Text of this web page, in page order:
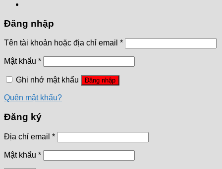
Đăng nhập
Tên tài khoản hoặc địa chỉ email *
Mật khẩu *
Ghi nhớ mật khẩu Đăng nhập
Quên mật khẩu?
Đăng ký
Địa chỉ email *
Mật khẩu *